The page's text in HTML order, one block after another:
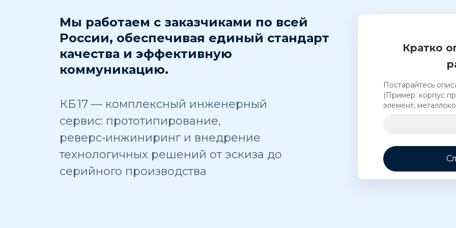
Мы работаем с заказчиками по всей
России, обеспечивая единый стандарт
качества и эффективную
коммуникацию.
КБ 17 — комплексный инженерный
сервис: прототипирование,
реверс‑инжиниринг и внедрение
технологичных решений от эскиза до
серийного производства
Кратко
Постарайтесь
(Пример: корпус
элемент,